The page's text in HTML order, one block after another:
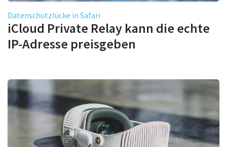
Datenschutzlücke in Safari
iCloud Private Relay kann die echte
IP-Adresse preisgeben